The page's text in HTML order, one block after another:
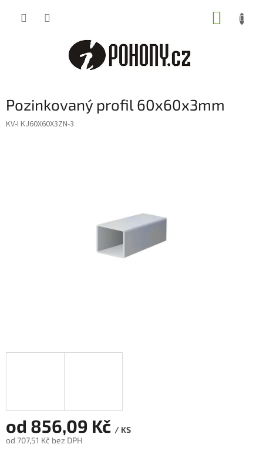
Pozinkovaný profil 60x60x3mm
KV-I KJ60X60X3ZN-3
od 856,09 Kč / KS
od 707,51 Kč bez DPH